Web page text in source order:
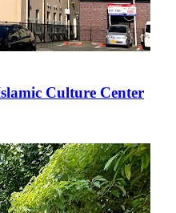
Culture Center